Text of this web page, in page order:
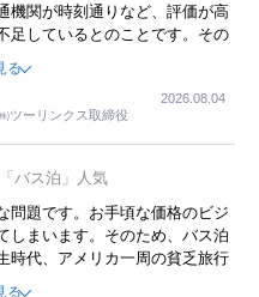
機関が時刻通りなど、評価が高
足しているとのことです。その
るでしょうね。
る
ツーリンクス取締役
2026.08.04
バス泊」人気
問題です。お手頃な価格のビジ
しまいます。そのため、バス泊
時代、アメリカ一周の貧乏旅行
る